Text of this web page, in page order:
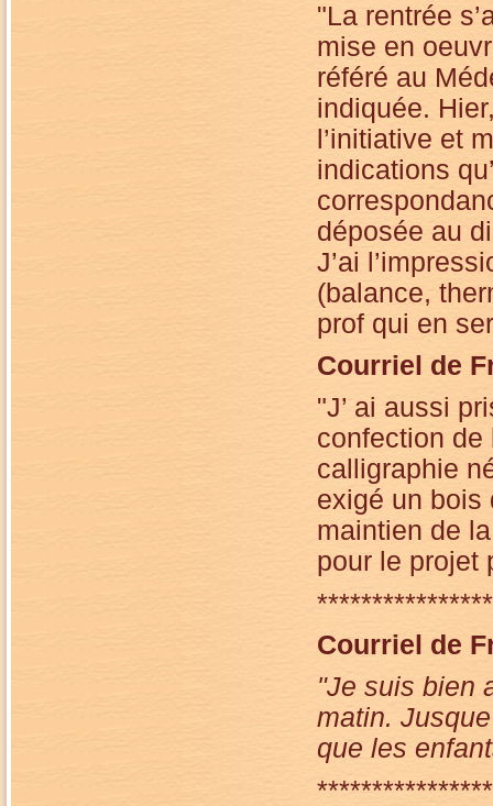
"La rentrée
mise en
référé au
indiquée.
l’initiative et
indications
déposée au
J’ai
(balance,
prof qui en
Courriel de
"J’ ai aussi
confection de
calligraphie
exigé un bois
maintien de
pour le projet
Courriel de
"Je suis bien
matin.
que les